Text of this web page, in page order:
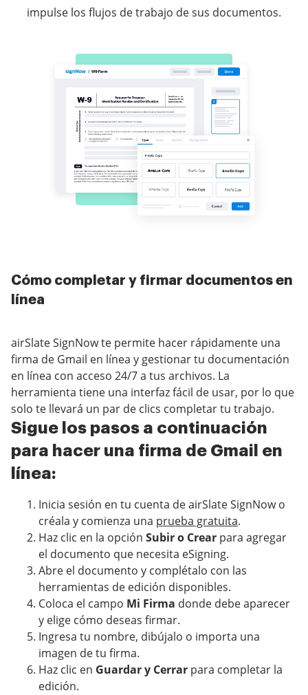
impulse los flujos de trabajo de sus documentos.
Cómo completar y firmar documentos en
línea
airSlate SignNow te permite hacer rápidamente una
firma de Gmail en línea y gestionar tu documentación
en línea con acceso 24/7 a tus archivos. La
herramienta tiene una interfaz fácil de usar, por lo que
solo te llevará un par de clics completar tu trabajo.
Sigue los pasos a continuación
para hacer una firma de Gmail en
línea:
Inicia sesión en tu cuenta de airSlate SignNow o
créala y comienza una prueba gratuita.
Haz clic en la opción Subir o Crear para agregar
el documento que necesita eSigning.
Abre el documento y complétalo con las
herramientas de edición disponibles.
Coloca el campo Mi Firma donde debe aparecer
y elige cómo deseas firmar.
Ingresa tu nombre, dibújalo o importa una
imagen de tu firma.
Haz clic en Guardar y Cerrar para completar la
edición.